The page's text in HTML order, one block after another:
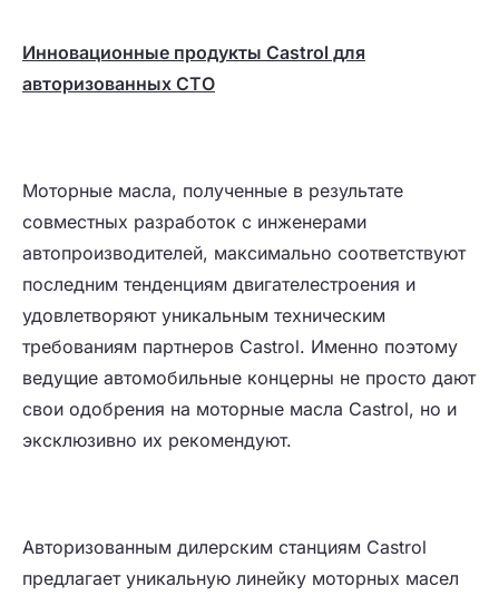
Иннoвационные продукты Castrol для
авторизованных СТО
Моторные масла, полученные в результате
совместных разработок с инженерами
автопроизводителей, максимально соответствуют
последним тенденциям двигателестроения и
удовлетворяют уникальным техническим
требованиям партнеров Castrol. Именно поэтому
ведущие автомобильные концерны не просто дают
свои одобрения на моторные масла Castrol, но и
эксклюзивно их рекомендуют.
Авторизованным дилерским станциям Castrol
предлагает уникальную линейку моторных масел